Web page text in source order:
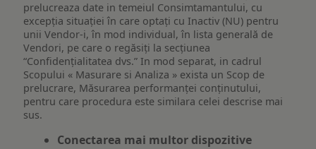
prelucreaza date in temeiul Consimtamantului, cu
excepția situației în care optați cu Inactiv (NU) pentru
unii Vendor-i, în mod individual, în lista generală de
Vendori, pe care o regăsiți la secțiunea
“Confidențialitatea dvs.” In mod separat, in cadrul
Scopului « Masurare si Analiza » exista un Scop de
prelucrare, Măsurarea performanței conținutului,
pentru care procedura este similara celei descrise mai
sus.
Conectarea mai multor dispozitive